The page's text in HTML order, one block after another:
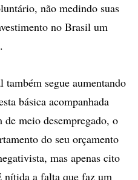
não medindo suas
no Brasil um
segue aumentando
básica acompanhada
meio desempregado, o
do seu orçamento
mas apenas cito
nítida a falta que faz um